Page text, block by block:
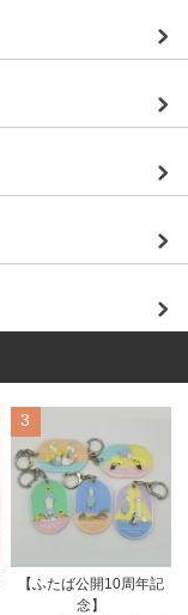
3
【ふたば公開10周年記
念】